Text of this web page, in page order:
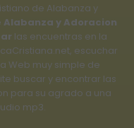
de Alabanza y
Alabanza y Adoracion
las encuentras en la
escuchar
Web muy simple de
buscar y encontrar las
para su agrado a una
mp3.